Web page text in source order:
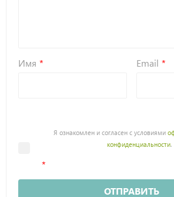
Имя Email
Я ознакомлен и согласен с условиями
конфиденциальности.
ОТПРАВИТЬ